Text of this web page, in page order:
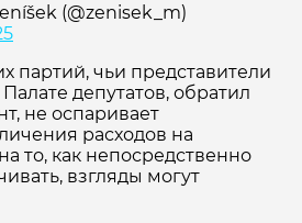
(@zenisek_m)
партий, чьи представители
депутатов, обратил
не оспаривает
расходов на
то, как непосредственно
взгляды могут